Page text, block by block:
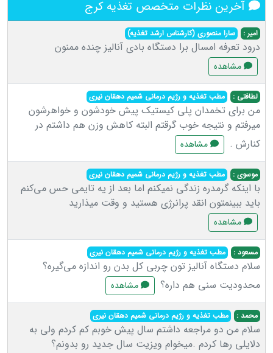
آخرین نظرات متخصص تغذیه کرج
امیر : سارا منصوری (کارشناس ارشد تغذیه)
درود تعرفه امسال برا دستگاه بادی آنالیز چنده ممنون
مشاهده
لطافتی : مطب تغذیه و رژیم درمانی شمیم دهقان نیری
من برای تخمدان پلی کیستیک پیش خودشون و خواهرشون
میرفتم و نتیجه خوب گرقتم البته کاهش وزن هم داشتم در
کنارش .
مشاهده
موسوی : مطب تغذیه و رژیم درمانی شمیم دهقان نیری
با اینکه گرمدره زندگی نمیکنم اما بعد از یه تایمی حس می‌کنم
باید ببینمتون انقد پرانرژی هستید و وقت میذارید
مشاهده
مسعود : مطب تغذیه و رژیم درمانی شمیم دهقان نیری
سلام دستگاه آنالیز تون چربی کل بدن رو اندازه می‌گیره؟
محدودیت سنی هم داره؟
مشاهده
محمد : مطب تغذیه و رژیم درمانی شمیم دهقان نیری
سلام من دو مراجعه داشتم سال پیش خوبم کم کردم ولی به
دلایلی رها کردم .میخوام ویزیت سال جدید رو بدونم؟